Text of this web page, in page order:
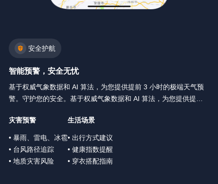
安全护航
智能预警，安全无忧
基于权威气象数据和 AI 算法，为您提供提前 3 小时的极端天气预
警。守护您的安全。基于权威气象数据和 AI 算法，为您提供提前 3
灾害预警
• 暴雨、雷电、冰雹
• 台风路径追踪
• 地质灾害风险
生活场景
• 出行方式建议
• 健康指数提醒
• 穿衣搭配指南